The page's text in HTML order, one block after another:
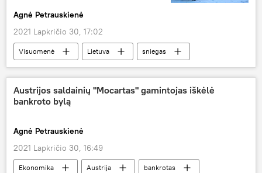
Agnė Petrauskienė
2021 Lapkričio 30, 17:02
Visuomenė Lietuva sniegas
Austrijos saldainių "Mocartas" gamintojas iškėlė
bankroto bylą
Agnė Petrauskienė
2021 Lapkričio 30, 16:49
Ekonomika Austrija
bankrotas